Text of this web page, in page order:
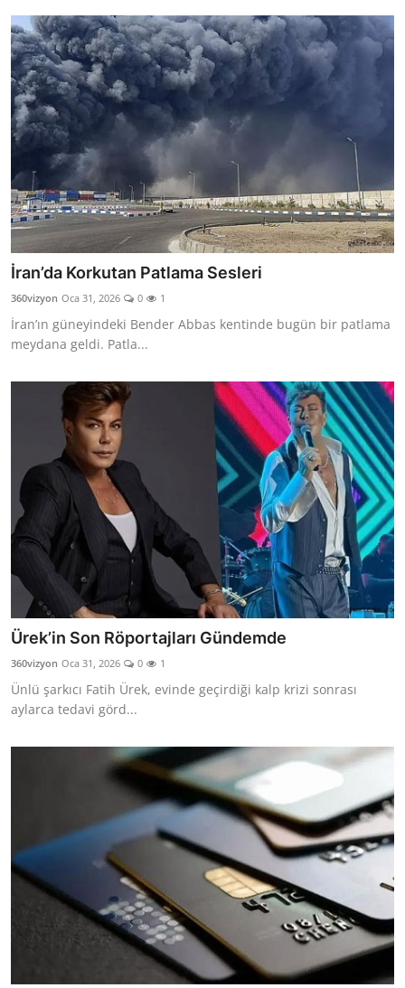
İran’da Korkutan Patlama Sesleri
360vizyon Oca 31, 2026 0 1
İran’ın güneyindeki Bender Abbas kentinde bugün bir patlama
meydana geldi. Patla...
Ürek’in Son Röportajları Gündemde
360vizyon Oca 31, 2026 0 1
Ünlü şarkıcı Fatih Ürek, evinde geçirdiği kalp krizi sonrası
aylarca tedavi görd...